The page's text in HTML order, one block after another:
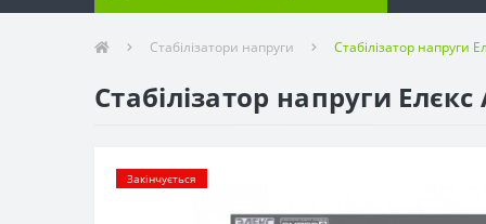
Стабілізатори напруги Стабілізатор напруги
Стабілізатор напруги
Закінчується